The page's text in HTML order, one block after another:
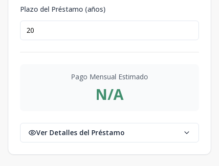
Plazo del Préstamo (años)
Pago Mensual Estimado
N/A
Ver Detalles del Préstamo